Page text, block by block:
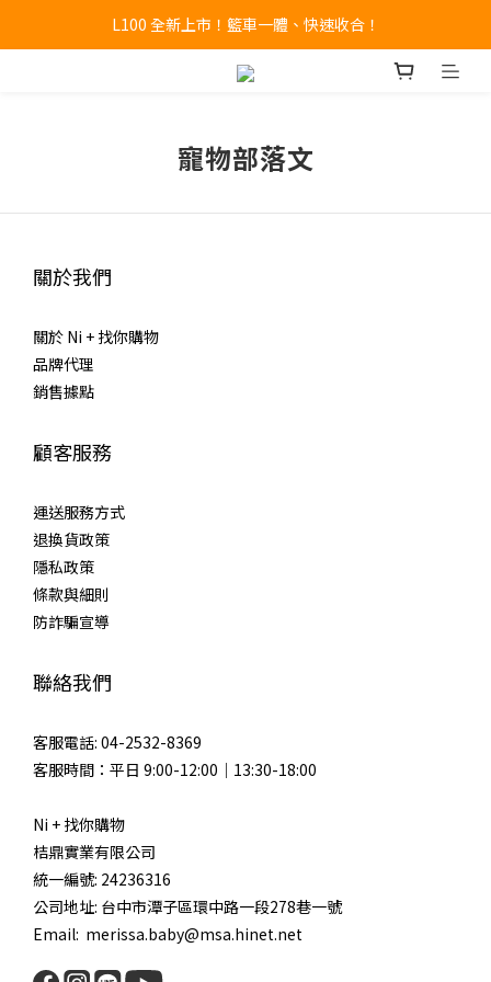
🔥全新 X100 中大型寵物推車熱賣中🔥
L100 全新上市！籃車一體、快速收合！
A9 Plus 外出神器！舒適、安全、好收！
寵物部落文
關於我們
關於 Ni + 找你購物
品牌代理
銷售據點
顧客服務
運送服務方式
退換貨政策
隱私政策
條款與細則
防詐騙宣導
聯絡我們
客服電話: 04-2532-8369
客服時間：平日 9:00-12:00｜13:30-18:00
Ni + 找你購物
桔鼎實業有限公司
統一編號: 24236316
公司地址: 台中市潭子區環中路一段278巷一號
Email: merissa.baby@msa.hinet.net